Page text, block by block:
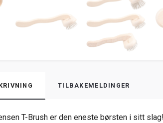
TILBAKEMELDINGER
T-Brush er den eneste børsten i sitt